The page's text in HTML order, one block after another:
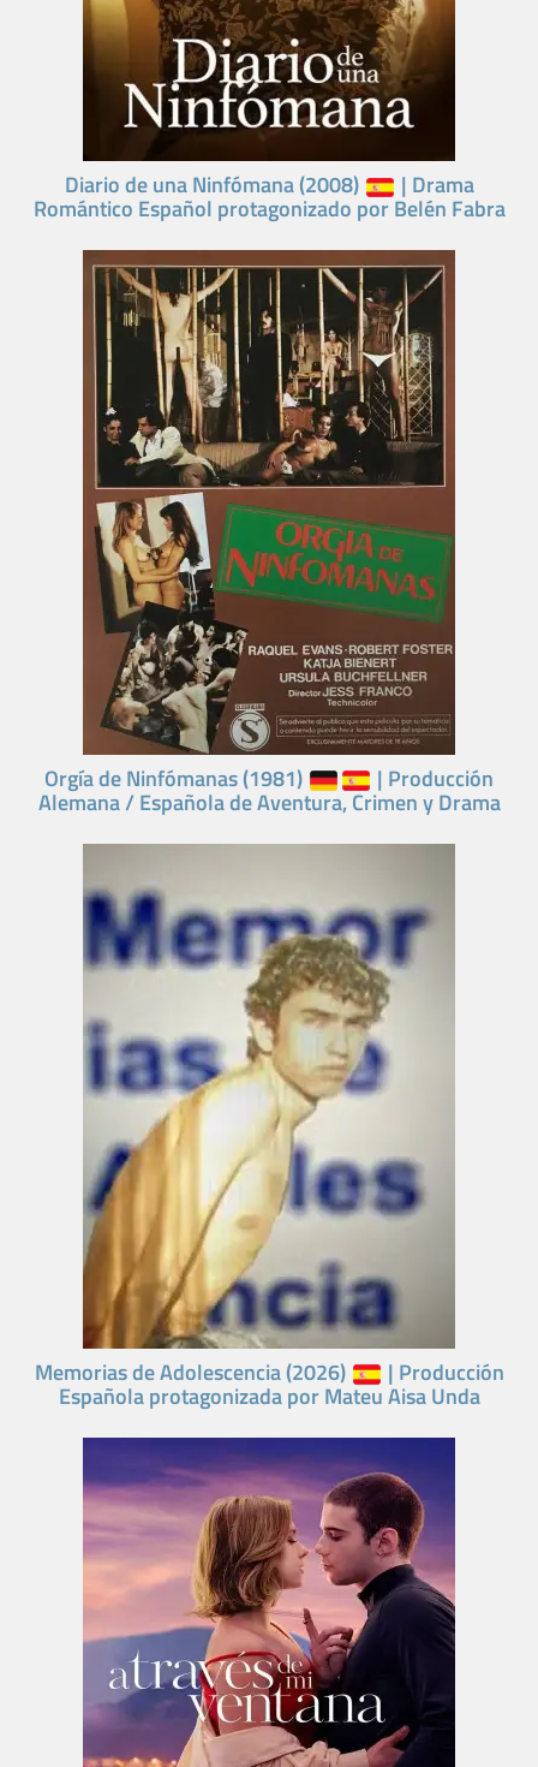
Diario de una Ninfómana (2008) | Drama
Romántico Español protagonizado por Belén Fabra
Orgía de Ninfómanas (1981) | Producción
Alemana / Española de Aventura, Crimen y Drama
Memorias de Adolescencia (2026) | Producción
Española protagonizada por Mateu Aisa Unda